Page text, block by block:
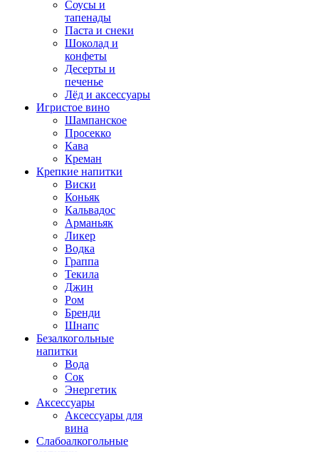
Соусы и
тапенады
Паста и снеки
Шоколад и
конфеты
Десерты и
печенье
Лёд и аксессуары
Игристое вино
Шампанское
Просекко
Кава
Креман
Крепкие напитки
Виски
Коньяк
Кальвадос
Арманьяк
Ликер
Водка
Граппа
Текила
Джин
Ром
Бренди
Шнапс
Безалкогольные
напитки
Вода
Сок
Энергетик
Аксессуары
Аксессуары для
вина
Слабоалкогольные